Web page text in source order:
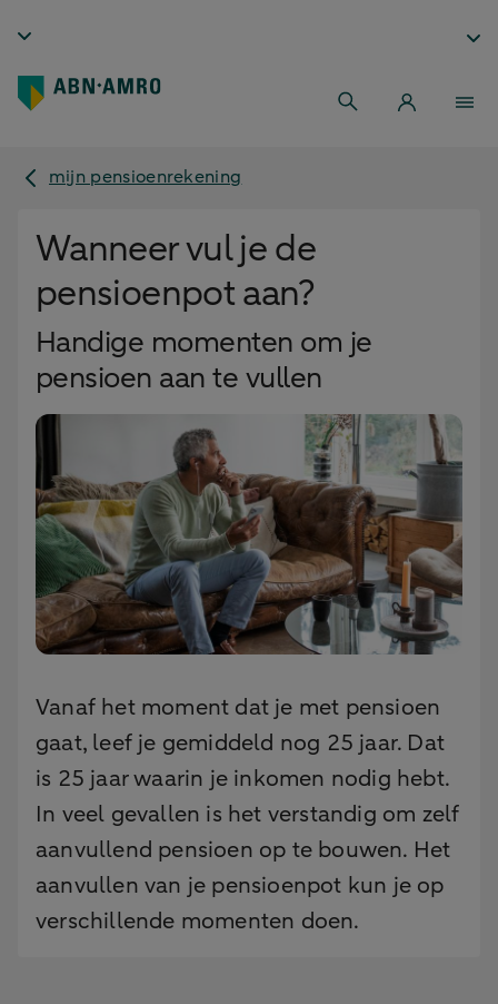
mijn pensioenrekening
Wanneer vul je de
pensioenpot aan?
Handige momenten om je
pensioen aan te vullen
Vanaf het moment dat je met pensioen
gaat, leef je gemiddeld nog 25 jaar. Dat
is 25 jaar waarin je inkomen nodig hebt.
In veel gevallen is het verstandig om zelf
aanvullend pensioen op te bouwen. Het
aanvullen van je pensioenpot kun je op
verschillende momenten doen.